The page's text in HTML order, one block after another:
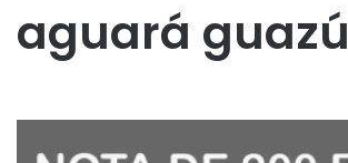
aguará guazú